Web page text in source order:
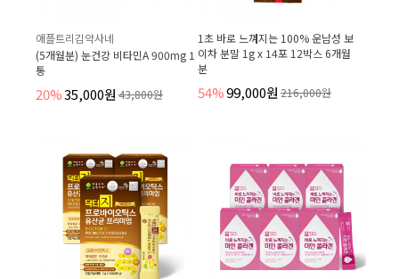
애플트리김약사네
(5개월분) 눈건강 비타민A 900mg 1
통
20%35,000원 43,800원
1초 바로 느껴지는 100% 운남성 보
이차 분말 1g x 14포 12박스 6개월
분
54%99,000원 216,000원